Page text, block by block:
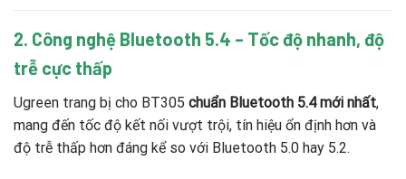
2. Công nghệ Bluetooth 5.4 – Tốc độ nhanh, độ
trễ cực thấp
Ugreen trang bị cho BT305 chuẩn Bluetooth 5.4 mới nhất,
mang đến tốc độ kết nối vượt trội, tín hiệu ổn định hơn và
độ trễ thấp hơn đáng kể so với Bluetooth 5.0 hay 5.2.